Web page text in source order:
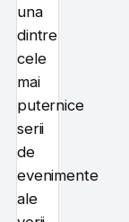
una
dintre
cele
mai
puternice
serii
de
evenimente
ale